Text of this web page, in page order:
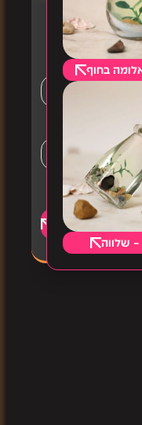
את
את קופון ההנחה
מהרמוניה
בחוף
שלווה